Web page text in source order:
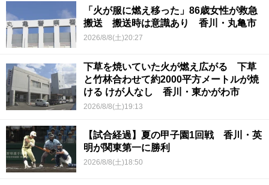
「火が服に燃え移った」86歳女性が救急
搬送 搬送時は意識あり 香川・丸亀市
2026/8/8(土)20:27
下草を焼いていた火が燃え広がる 下草
と竹林合わせて約2000平方メートルが焼
ける けが人なし 香川・東かがわ市
2026/8/8(土)19:13
【試合経過】夏の甲子園1回戦 香川・英
明が関東第一に勝利
2026/8/8(土)18:50